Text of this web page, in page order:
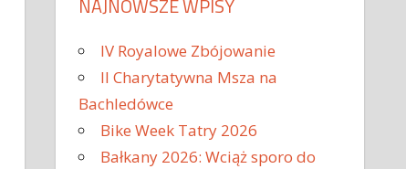
NAJNOWSZE WPISY
IV Royalowe Zbójowanie
II Charytatywna Msza na
Bachledówce
Bike Week Tatry 2026
Bałkany 2026: Wciąż sporo do